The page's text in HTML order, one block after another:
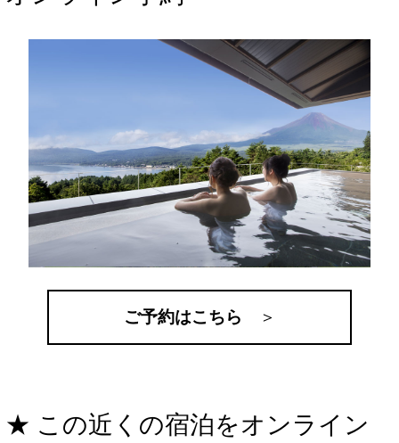
ご予約はこちら ＞
★ この近くの宿泊をオンライン